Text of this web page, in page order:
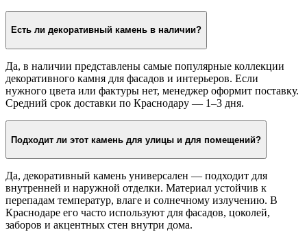
Есть ли декоративный камень в наличии?
Да, в наличии представлены самые популярные коллекции
декоративного камня для фасадов и интерьеров. Если
нужного цвета или фактуры нет, менеджер оформит поставку.
Средний срок доставки по Краснодару — 1–3 дня.
Подходит ли этот камень для улицы и для помещений?
Да, декоративный камень универсален — подходит для
внутренней и наружной отделки. Материал устойчив к
перепадам температур, влаге и солнечному излучению. В
Краснодаре его часто используют для фасадов, цоколей,
заборов и акцентных стен внутри дома.